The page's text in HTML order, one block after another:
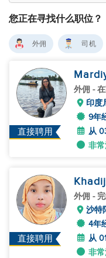
您正在寻找什么职位？
外佣 司机
直接聘用
外佣 -
印度
9年
从
非
直接聘用
外佣 -
沙特
4年
从
非